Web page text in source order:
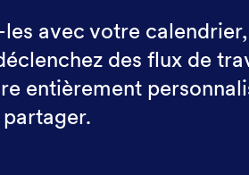
avec votre
des flux de
entièrement
partager.